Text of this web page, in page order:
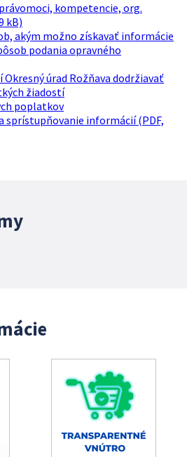
kompetencie, org.
kB)
akým možno získavať informácie
podania opravného
úrad Rožňava dodržiavať
žiadostí
poplatkov
sprístupňovanie informácií (PDF,